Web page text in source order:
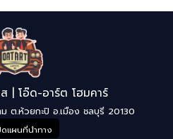
| โอ๊ด-อาร์ต โฮมคาร์
ต.ห้วยกะปิ อ.เมือง ชลบุรี 20130
ดแผนที่นำทาง